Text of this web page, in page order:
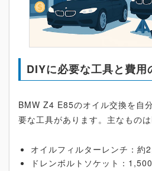
DIYに必要な工具と費用
BMW Z4 E85のオイル交換を自
要な工具があります。主なもの
オイルフィルターレンチ：約
ドレンボルトソケット：